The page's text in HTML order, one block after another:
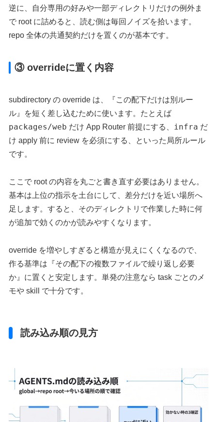
逆に、自分専用の好みや一部ディレクトリだけの例外ま
で root に詰めると、読む側は毎回ノイズを拾います。
repo 全体の共通契約だけを置くのが基本です。
③ overrideに置く内容
subdirectory の override は、『この配下だけは別ルー
ル』を短く差し込むために使います。たとえば
packages/web だけ App Router 前提にする、 infra だ
け apply 前に review を必須にする、といった局所ルール
です。
ここで root の内容を丸ごと書き直す必要はありません。
基本は上位の指示を土台にして、差分だけを近い場所へ
足します。すると、そのディレクトリで作業した時に何
が追加で効くのかが読みやすくなります。
override を増やしすぎると構造が見えにくくなるので、
作る基準は『その配下の複数ファイルで繰り返し必要
か』に置くと安定します。単発の注意なら task ごとのメ
モや skill で十分です。
読み込み順の見方